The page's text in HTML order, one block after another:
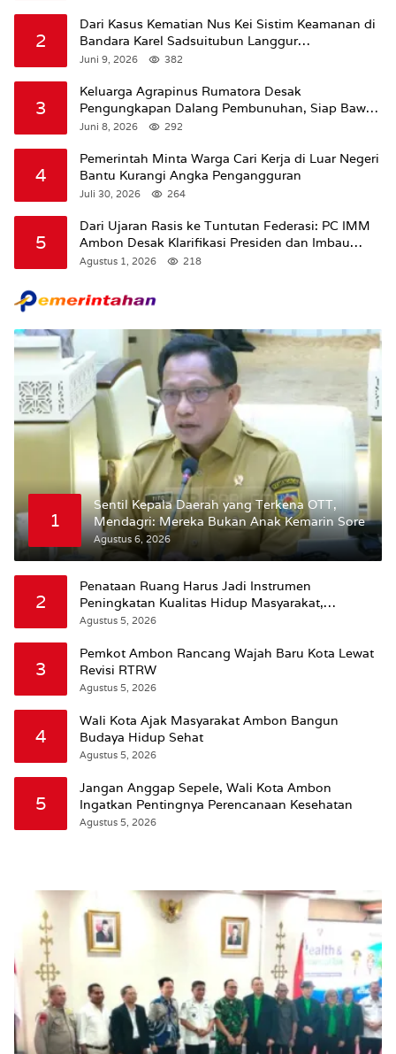
2
Dari Kasus Kematian Nus Kei Sistim Keamanan di
Bandara Karel Sadsuitubun Langgur
Dipertanyakan
Juni 9, 2026 382
3
Keluarga Agrapinus Rumatora Desak
Pengungkapan Dalang Pembunuhan, Siap Bawa
Kasus ke Komisi III DPR RI
Juni 8, 2026 292
4
Pemerintah Minta Warga Cari Kerja di Luar Negeri
Bantu Kurangi Angka Pengangguran
Juli 30, 2026 264
5
Dari Ujaran Rasis ke Tuntutan Federasi: PC IMM
Ambon Desak Klarifikasi Presiden dan Imbau
Tunda Pengibaran Bendera Merah Putih Di
Agustus 1, 2026 218
1
Sentil Kepala Daerah yang Terkena OTT,
Mendagri: Mereka Bukan Anak Kemarin Sore
Agustus 6, 2026
2
Penataan Ruang Harus Jadi Instrumen
Peningkatan Kualitas Hidup Masyarakat,
Wattimena: Revisi RT-RW Ditetapkan Pemkot
Agustus 5, 2026
3
Pemkot Ambon Rancang Wajah Baru Kota Lewat
Revisi RTRW
Agustus 5, 2026
4
Wali Kota Ajak Masyarakat Ambon Bangun
Budaya Hidup Sehat
Agustus 5, 2026
5
Jangan Anggap Sepele, Wali Kota Ambon
Ingatkan Pentingnya Perencanaan Kesehatan
Agustus 5, 2026